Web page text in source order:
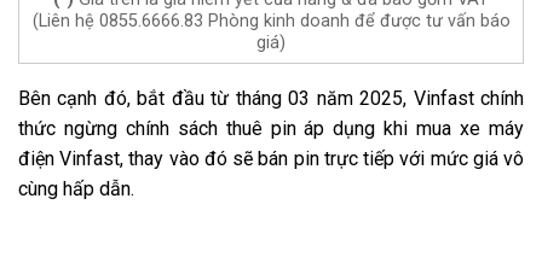
(Liên hệ 0855.6666.83 Phòng kinh doanh để được tư vấn báo
giá)
Bên cạnh đó, bắt đầu từ tháng 03 năm 2025, Vinfast chính
thức ngừng chính sách thuê pin áp dụng khi mua xe máy
điện Vinfast, thay vào đó sẽ bán pin trực tiếp với mức giá vô
cùng hấp dẫn.